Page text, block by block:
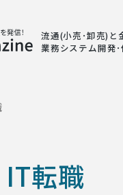
流通(小売･卸売)と
業務システム開発
転職